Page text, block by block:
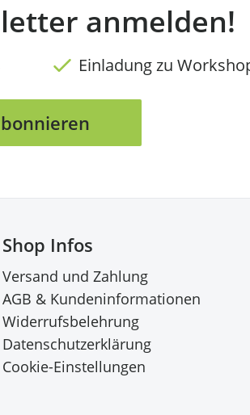
anmelden!
Einladung zu
Shop Infos
Versand und Zahlung
AGB & Kundeninformationen
Widerrufsbelehrung
Datenschutzerklärung
Cookie-Einstellungen